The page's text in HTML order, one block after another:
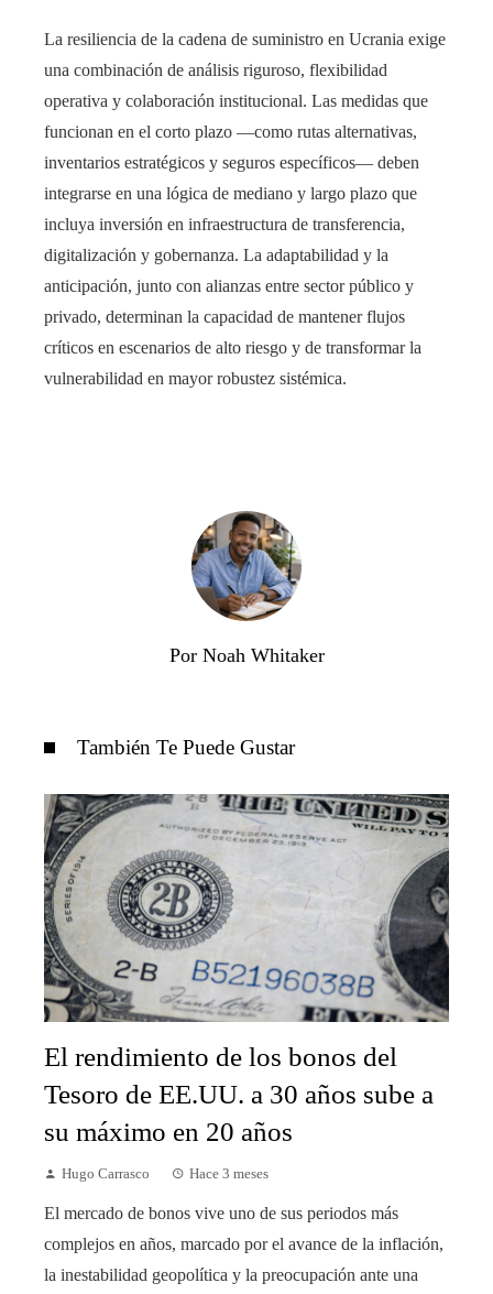
La resiliencia de la cadena de suministro en Ucrania exige
una combinación de análisis riguroso, flexibilidad
operativa y colaboración institucional. Las medidas que
funcionan en el corto plazo —como rutas alternativas,
inventarios estratégicos y seguros específicos— deben
integrarse en una lógica de mediano y largo plazo que
incluya inversión en infraestructura de transferencia,
digitalización y gobernanza. La adaptabilidad y la
anticipación, junto con alianzas entre sector público y
privado, determinan la capacidad de mantener flujos
críticos en escenarios de alto riesgo y de transformar la
vulnerabilidad en mayor robustez sistémica.
Por Noah Whitaker
También Te Puede Gustar
El rendimiento de los bonos del
Tesoro de EE.UU. a 30 años sube a
su máximo en 20 años
Hugo Carrasco Hace 3 meses
El mercado de bonos vive uno de sus periodos más
complejos en años, marcado por el avance de la inflación,
la inestabilidad geopolítica y la preocupación ante una